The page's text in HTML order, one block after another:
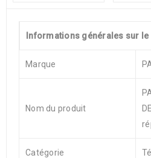
Informations générales sur
Marque
Nom du produit
Catégorie